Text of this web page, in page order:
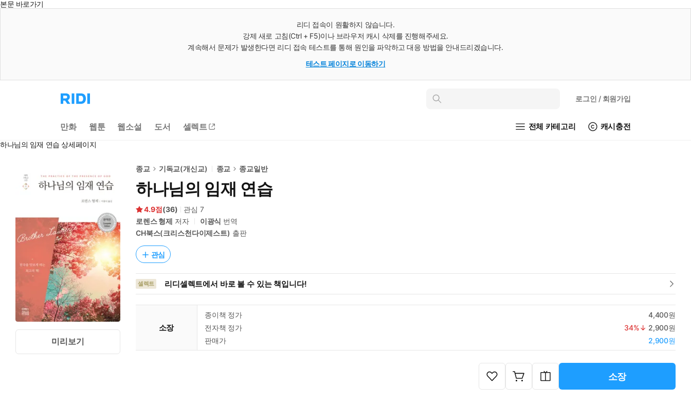
본문 바로가기
리디 접속이 원활하지 않습니다.
강제 새로 고침(Ctrl + F5)이나 브라우저 캐시 삭제를 진행해주세요.
계속해서 문제가 발생한다면 리디 접속 테스트를 통해 원인을 파악하고 대응 방법을 안내드리겠습니다.
테스트 페이지로 이동하기
리
디
으
로
동
인
로그인 / 회원가입
만화 웹툰 웹소설 도서 셀렉트 전체 카테고리 캐시충전
하나님의 임재 연습 상세페이지
미리보기
종교 기독교(개신교) 종교 종교일반
하나님의 임재 연습
4.9 (36) 관심 7
로렌스 형제 저자 이광식 번역
CH북스(크리스천다이제스트) 출판
관심
셀렉트 리디셀렉트에서 바로 볼 수 있는 책입니다!
소장
종이책 정가
4,400원
전자책 정가
34%↓ 2,900원
판매가
2,900원
소장